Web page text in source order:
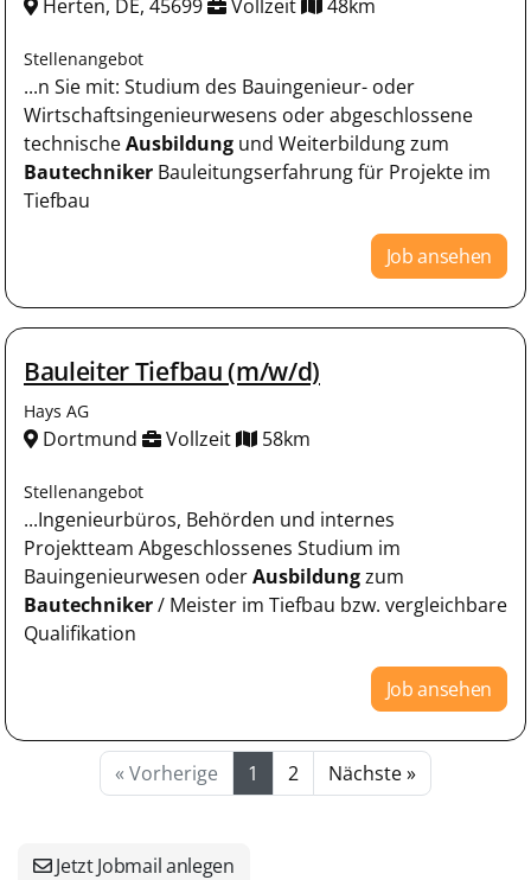
Herten, DE, 45699 Vollzeit 48km
Stellenangebot
...n Sie mit: Studium des Bauingenieur- oder
Wirtschaftsingenieurwesens oder abgeschlossene
technischeAusbildung und Weiterbildung zum
Bautechniker Bauleitungserfahrung für Projekte im
Tiefbau
Job ansehen
Bauleiter Tiefbau (m/w/d)
Hays AG
Dortmund Vollzeit 58km
Stellenangebot
...Ingenieurbüros, Behörden und internes
Projektteam Abgeschlossenes Studium im
Bauingenieurwesen oderAusbildungzum
Bautechniker/ Meister im Tiefbau bzw. vergleichbare
Qualifikation
Job ansehen
« Vorherige 1 2 Nächste »
Jetzt Jobmail anlegen